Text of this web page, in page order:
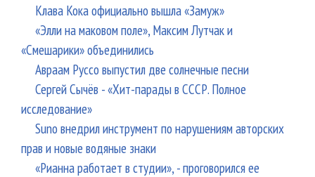
Клава Кока официально вышла «Замуж»
«Элли на маковом поле», Максим Лутчак и
«Смешарики» объединились
Авраам Руссо выпустил две солнечные песни
Сергей Сычёв - «Хит-парады в СССР. Полное
исследование»
Suno внедрил инструмент по нарушениям авторских
прав и новые водяные знаки
«Рианна работает в студии», - проговорился ее